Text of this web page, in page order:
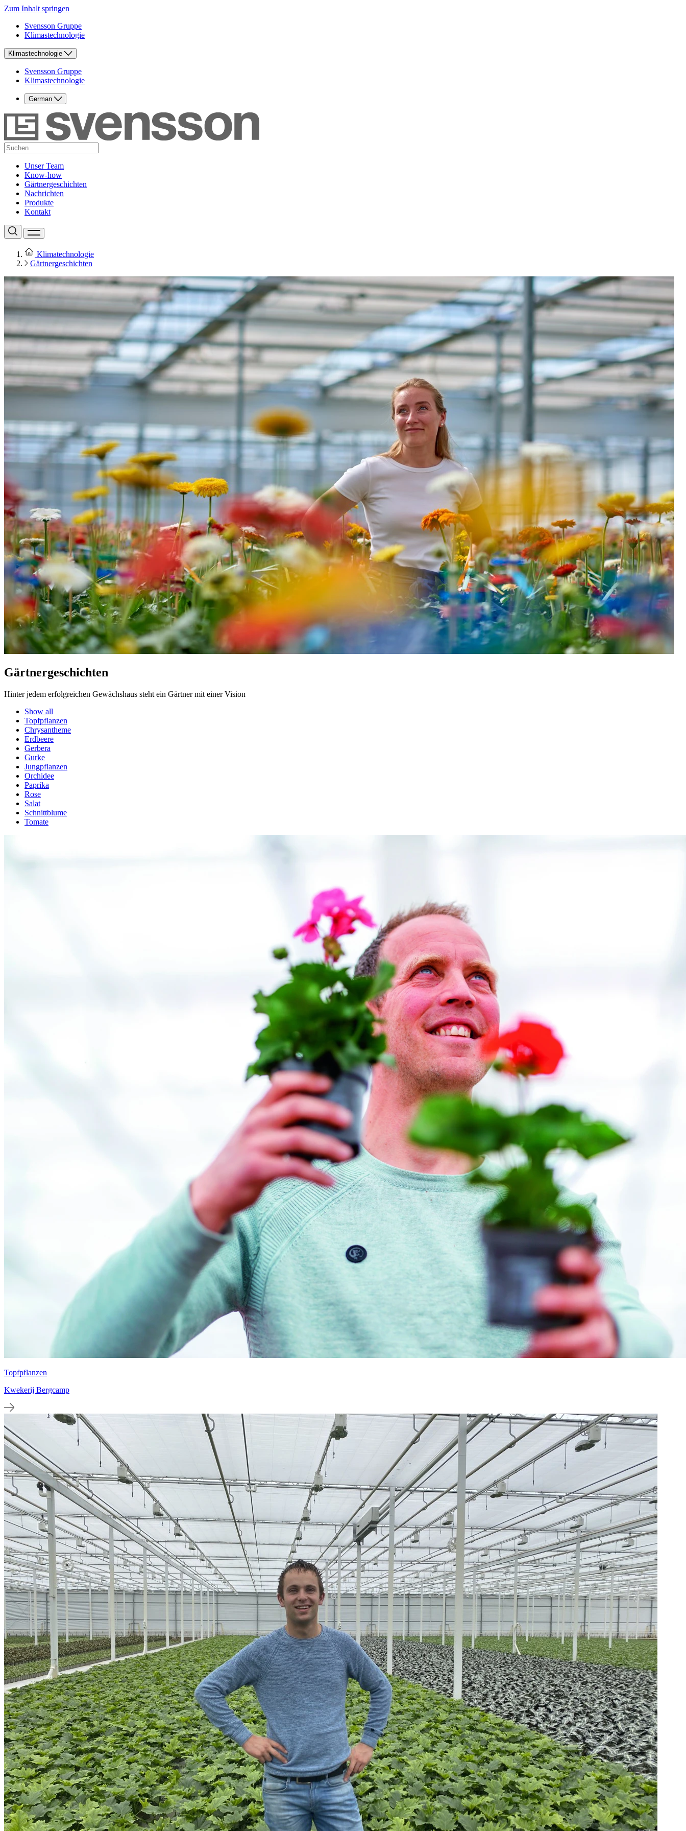
Zum Inhalt springen
Svensson Gruppe
Klimastechnologie
Klimastechnologie
Svensson Gruppe
Klimastechnologie
German
Unser Team
Know-how
Gärtnergeschichten
Nachrichten
Produkte
Kontakt
Klimatechnologie
Gärtnergeschichten
Gärtnergeschichten
Hinter jedem erfolgreichen Gewächshaus steht ein Gärtner mit einer Vision
Show all
Topfpflanzen
Chrysantheme
Erdbeere
Gerbera
Gurke
Jungpflanzen
Orchidee
Paprika
Rose
Salat
Schnittblume
Tomate
Topfpflanzen
Kwekerij Bergcamp